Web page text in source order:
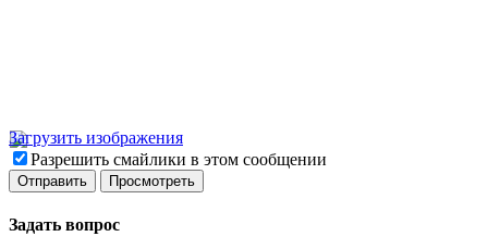
Загрузить изображения
Разрешить смайлики в этом сообщении
Задать вопрос